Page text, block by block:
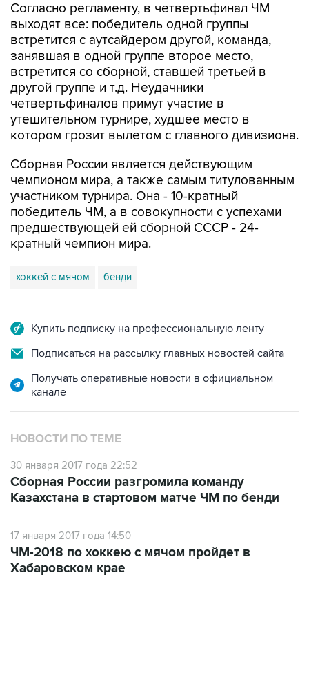
Согласно регламенту, в четвертьфинал ЧМ
выходят все: победитель одной группы
встретится с аутсайдером другой, команда,
занявшая в одной группе второе место,
встретится со сборной, ставшей третьей в
другой группе и т.д. Неудачники
четвертьфиналов примут участие в
утешительном турнире, худшее место в
котором грозит вылетом с главного дивизиона.
Сборная России является действующим
чемпионом мира, а также самым титулованным
участником турнира. Она - 10-кратный
победитель ЧМ, а в совокупности с успехами
предшествующей ей сборной СССР - 24-
кратный чемпион мира.
хоккей с мячом бенди
Купить подписку на профессиональную ленту
Подписаться на рассылку главных новостей сайта
Получать оперативные новости в официальном
канале
НОВОСТИ ПО ТЕМЕ
30 января 2017 года 22:52
Сборная России разгромила команду
Казахстана в стартовом матче ЧМ по бенди
17 января 2017 года 14:50
ЧМ-2018 по хоккею с мячом пройдет в
Хабаровском крае